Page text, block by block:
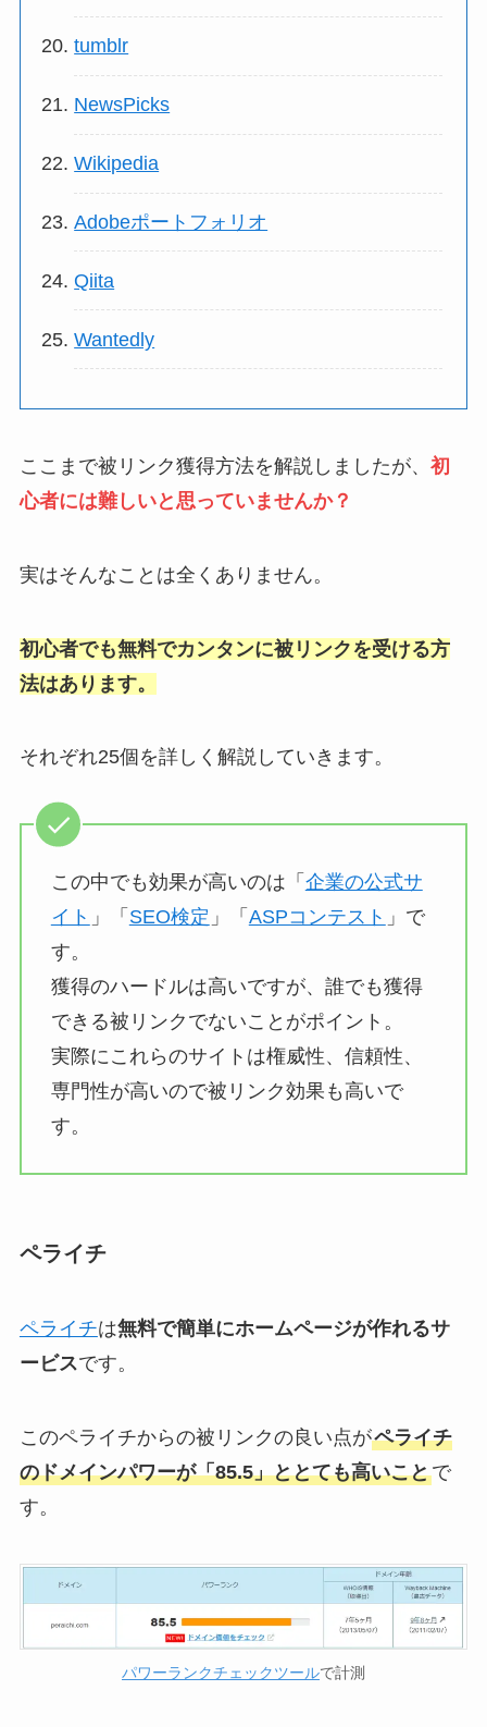
tumblr
NewsPicks
Wikipedia
Adobeポートフォリオ
Qiita
Wantedly
ここまで被リンク獲得方法を解説しましたが、 初
心者には難しいと思っていませんか？
実はそんなことは全くありません。
初心者でも無料でカンタンに被リンクを受ける方
法はあります。
それぞれ25個を詳しく解説していきます。
この中でも効果が高いのは「 企業の公式サ
イト 」「 SEO検定 」「 ASPコンテスト 」で
す。
獲得のハードルは高いですが、誰でも獲得
できる被リンクでないことがポイント。
実際にこれらのサイトは権威性、信頼性、
専門性が高いので被リンク効果も高いで
す。
ペライチ
ペライチは無料で簡単にホームページが作れるサ
ービスです。
このペライチからの被リンクの良い点がペライチ
のドメインパワーが「85.5」ととても高いことで
す。
パワーランクチェックツールで計測